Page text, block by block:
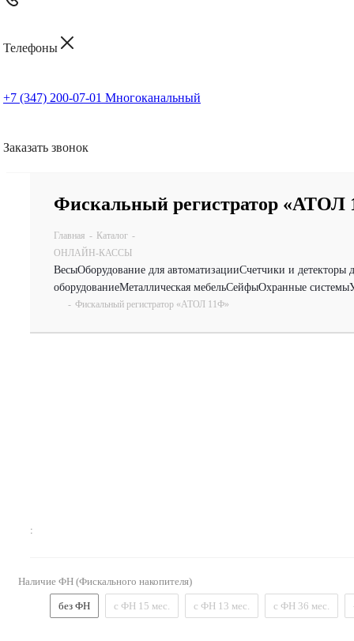
Телефоны
+7 (347) 200-07-01 Многоканальный
Заказать звонок
Фискальный регистратор «АТОЛ
Главная - Каталог -
ОНЛАЙН-КАССЫ
ВесыОборудование для автоматизацииСчетчики и детекторы
оборудованиеМеталлическая мебельСейфыОхранные системы
- Фискальный регистратор «АТОЛ 11Ф»
:
Наличие ФН (Фискального накопителя)
без ФН с ФН 15 мес. с ФН 13 мес. с ФН 36 мес.